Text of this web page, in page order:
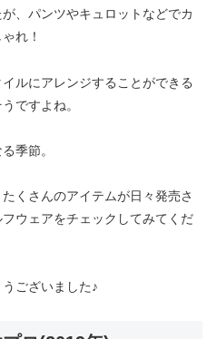
、パンツやキュロットなどでカ
れ！
ルにアレンジすることができる
ですよね。
季節。
くさんのアイテムが日々発売さ
ウェアをチェックしてみてくだ
ございました♪